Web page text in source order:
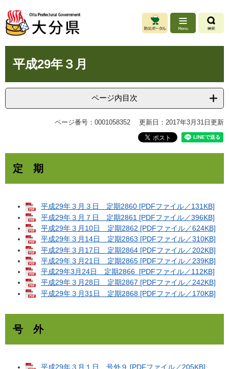
ジ
先
。
ュ
を
て
平成29年３月
ページ内目次
ページ番号：0001058352 更新日：2017年3月31日更新
定 期
平成29年３月３日 定期2860 [PDFファイル／131KB]
平成29年３月７日 定期2861 [PDFファイル／396KB]
平成29年３月10日 定期2862 [PDFファイル／624KB]
平成29年３月14日 定期2863 [PDFファイル／310KB]
平成29年３月17日 定期2864 [PDFファイル／202KB]
平成29年３月21日 定期2865 [PDFファイル／239KB]
平成29年3月24日 定期2866 [PDFファイル／112KB]
平成29年３月28日 定期2867 [PDFファイル／242KB]
平成29年３月31日 定期2868 [PDFファイル／170KB]
号 外
平成29年３月１日 号外９ [PDFファイル／205KB]